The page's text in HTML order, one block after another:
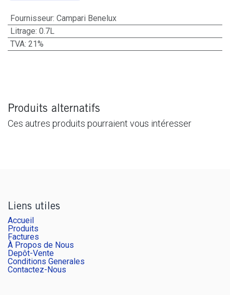
Fournisseur: Campari Benelux
Litrage: 0.7L
TVA: 21%
Produits alternatifs
Ces autres produits pourraient vous intéresser
Liens utiles
Accueil
Produits
Factures
À Propos de Nous
Depôt-Vente
Conditions Generales
Contactez-Nous